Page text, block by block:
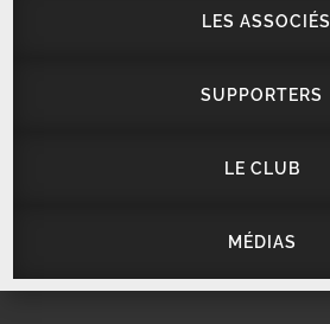
LES ASSOCIÉS
SUPPORTERS
LE CLUB
MÉDIAS